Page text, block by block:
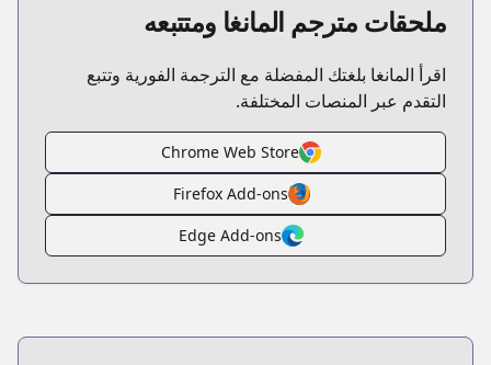
ملحقات مترجم المانغا ومتتبعه
اقرأ المانغا بلغتك المفضلة مع الترجمة الفورية وتتبع
التقدم عبر المنصات المختلفة.
Chrome Web Store
Firefox Add-ons
Edge Add-ons